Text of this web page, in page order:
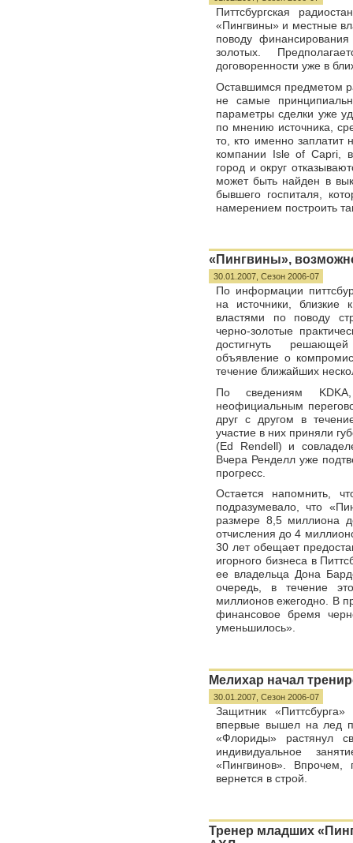
Питтсбургская
«Пингвины» и местные
поводу
золотых.
договоренности уже в
Оставшимся предметом
не самые
параметры сделки уже
по мнению источника,
то, кто именно заплатит
компании Isle of Capri,
город и округ
может быть найден в
бывшего госпиталя,
намерением построить
«Пингвины»,
30.01.2007, Сезон 2006-07
По информации
на источники, близкие
властями по поводу
черно-золотые
достигнуть
объявление о
течение ближайших
По сведениям
неофициальным
друг с другом в
участие в них приняли
(Ed Rendell) и
Вчера Ренделл уже
прогресс.
Остается напомнить,
подразумевало, что
размере 8,5 миллиона
отчисления до 4
30 лет обещает
игорного бизнеса в
ее владельца Дона
очередь, в течение
миллионов ежегодно. В
финансовое бремя
уменьшилось».
Мелихар начал
30.01.2007, Сезон 2006-07
Защитник
впервые вышел на лед
«Флориды» растянул
индивидуальное
«Пингвинов». Впрочем,
вернется в строй.
Тренер младших